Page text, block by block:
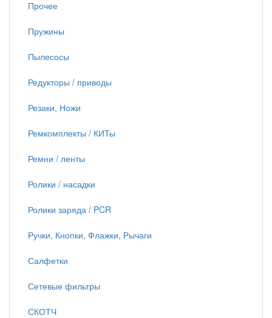
Прочее
Пружины
Пылесосы
Редукторы / приводы
Резаки, Ножи
Ремкомплекты / КИТы
Ремни / ленты
Ролики / насадки
Ролики заряда / PCR
Ручки, Кнопки, Флажки, Рычаги
Салфетки
Сетевые фильтры
СКОТЧ